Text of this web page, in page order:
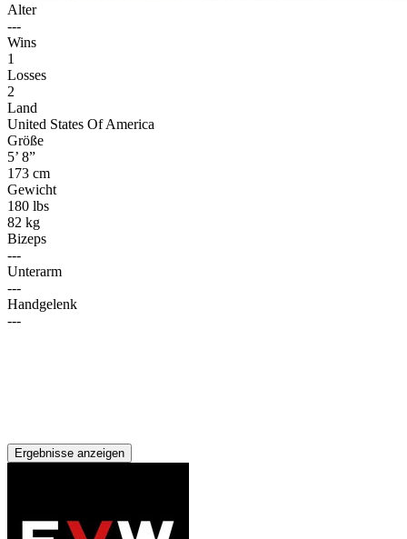
Alter
---
Wins
1
Losses
2
Land
United States Of America
Größe
5’ 8”
173 cm
Gewicht
180 lbs
82 kg
Bizeps
---
Unterarm
---
Handgelenk
---
Ergebnisse anzeigen